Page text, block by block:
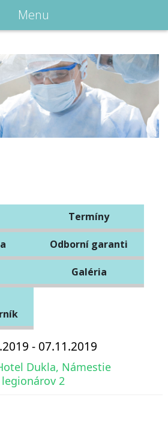
Menu
Termíny
Odborní garanti
Galéria
- 07.11.2019
Dukla, Námestie
legionárov 2